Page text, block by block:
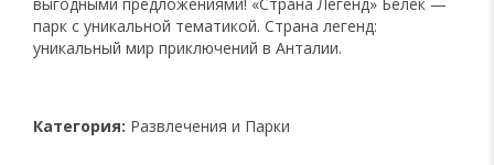
парк с уникальной тематикой. Страна легенд:
уникальный мир приключений в Анталии.
Категория: Развлечения и Парки